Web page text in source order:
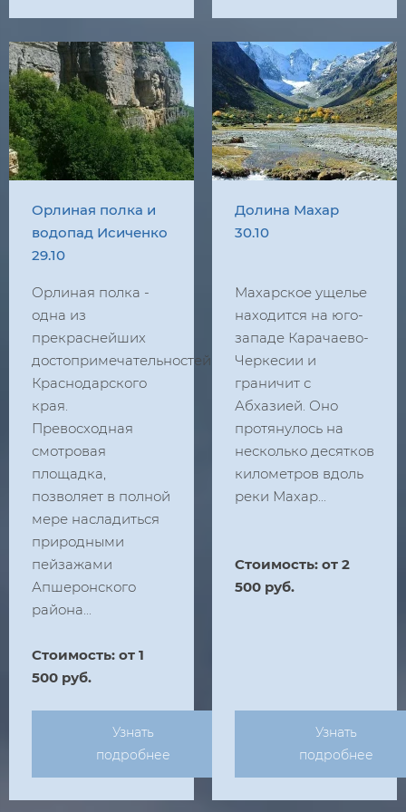
Орлиная полка и
водопад Исиченко
29.10
Орлиная полка -
одна из
прекраснейших
достопримечательностей
Краснодарского
края.
Превосходная
смотровая
площадка,
позволяет в полной
мере насладиться
природными
пейзажами
Апшеронского
района...
Стоимость: от 1
500 руб.
Узнать
подробнее
Долина Махар
30.10
Махарское ущелье
находится на юго-
западе Карачаево-
Черкесии и
граничит с
Абхазией. Оно
протянулось на
несколько десятков
километров вдоль
реки Махар...
​Стоимость: от 2
500 руб.
Узнать
подробнее